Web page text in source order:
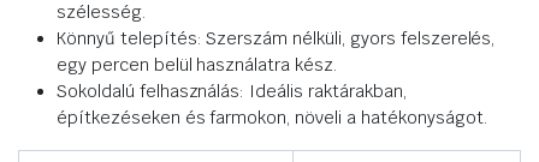
szélesség.
Könnyű telepítés: Szerszám nélküli, gyors felszerelés,
egy percen belül használatra kész.
Sokoldalú felhasználás: Ideális raktárakban,
építkezéseken és farmokon, növeli a hatékonyságot.